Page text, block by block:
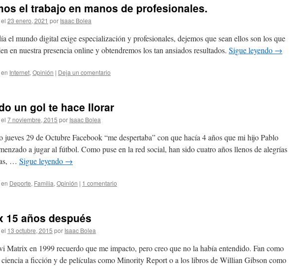
el trabajo en manos de profesionales.
23 enero, 2021 por Isaac Bolea
el mundo digital exige especialización y profesionales, dejemos que sean ellos son los que
en nuestra presencia online y obtendremos los tan ansiados resultados. Sigue leyendo →
Internet, Opinión | Deja un comentario
un gol te hace llorar
7 noviembre, 2015 por Isaac Bolea
jueves 29 de Octubre Facebook “me despertaba” con que hacía 4 años que mi hijo Pablo
a jugar al fútbol. Como puse en la red social, han sido cuatro años llenos de alegrías
… Sigue leyendo →
Deporte, Familia, Opinión | 1 comentario
15 años después
13 octubre, 2015 por Isaac Bolea
Matrix en 1999 recuerdo que me impacto, pero creo que no la había entendido. Fan como
ciencia a ficción y de películas como Minority Report o a los libros de Willian Gibson como